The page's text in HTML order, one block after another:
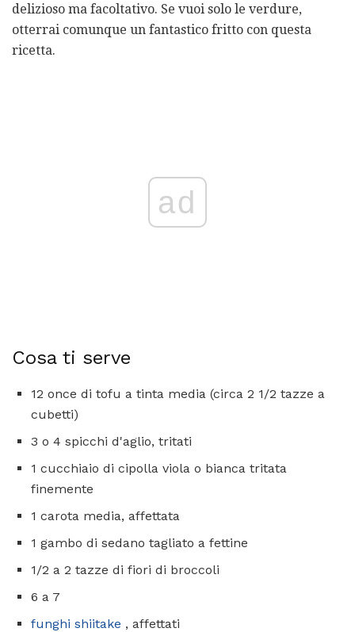
delizioso ma facoltativo. Se vuoi solo le verdure,
otterrai comunque un fantastico fritto con questa
ricetta.
ad
Cosa ti serve
12 once di tofu a tinta media (circa 2 1/2 tazze a
cubetti)
3 o 4 spicchi d'aglio, tritati
1 cucchiaio di cipolla viola o bianca tritata
finemente
1 carota media, affettata
1 gambo di sedano tagliato a fettine
1/2 a 2 tazze di fiori di broccoli
6 a 7
funghi shiitake , affettati